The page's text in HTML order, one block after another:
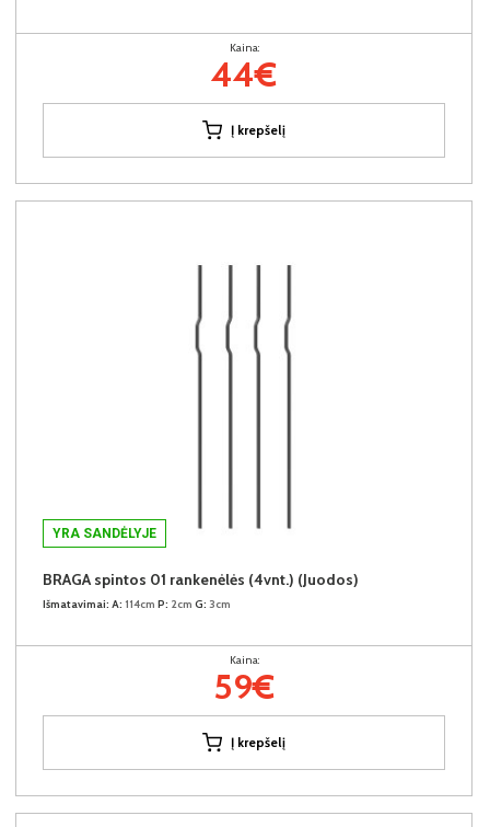
Kaina:
44€
Į krepšelį
YRA SANDĖLYJE
BRAGA spintos 01 rankenėlės (4vnt.) (Juodos)
Išmatavimai: A: 114cm P: 2cm G: 3cm
Kaina:
59€
Į krepšelį